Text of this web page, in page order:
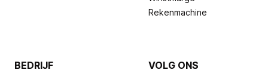
Rekenmachine
BEDRIJF VOLG ONS